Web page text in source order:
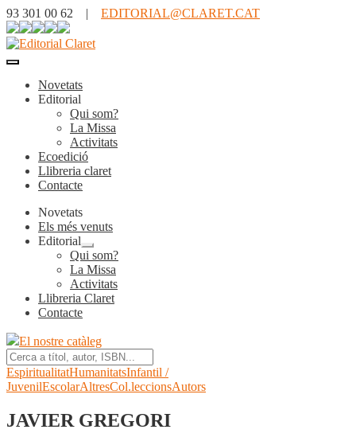
93 301 00 62 | EDITORIAL@CLARET.CAT
Novetats
Editorial
Qui som?
La Missa
Activitats
Ecoedició
Llibreria claret
Contacte
Novetats
Els més venuts
Editorial
Expandeix
el
menú
secundari
Qui som?
La Missa
Activitats
Llibreria Claret
Contacte
El nostre catàleg
EspiritualitatHumanitatsInfantil /
JuvenilEscolarAltresCol.leccionsAutors
JAVIER GREGORI